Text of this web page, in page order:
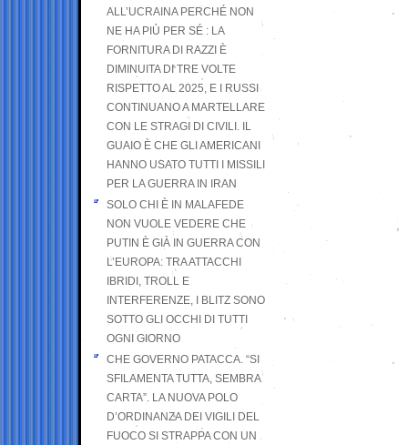
ALL’UCRAINA PERCHÉ NON
NE HA PIÙ PER SÉ : LA
FORNITURA DI RAZZI È
DIMINUITA DI TRE VOLTE
RISPETTO AL 2025, E I RUSSI
CONTINUANO A MARTELLARE
CON LE STRAGI DI CIVILI. IL
GUAIO È CHE GLI AMERICANI
HANNO USATO TUTTI I MISSILI
PER LA GUERRA IN IRAN
SOLO CHI È IN MALAFEDE
NON VUOLE VEDERE CHE
PUTIN È GIÀ IN GUERRA CON
L’EUROPA: TRA ATTACCHI
IBRIDI, TROLL E
INTERFERENZE, I BLITZ SONO
SOTTO GLI OCCHI DI TUTTI
OGNI GIORNO
CHE GOVERNO PATACCA. “SI
SFILAMENTA TUTTA, SEMBRA
CARTA”. LA NUOVA POLO
D’ORDINANZA DEI VIGILI DEL
FUOCO SI STRAPPA CON UN